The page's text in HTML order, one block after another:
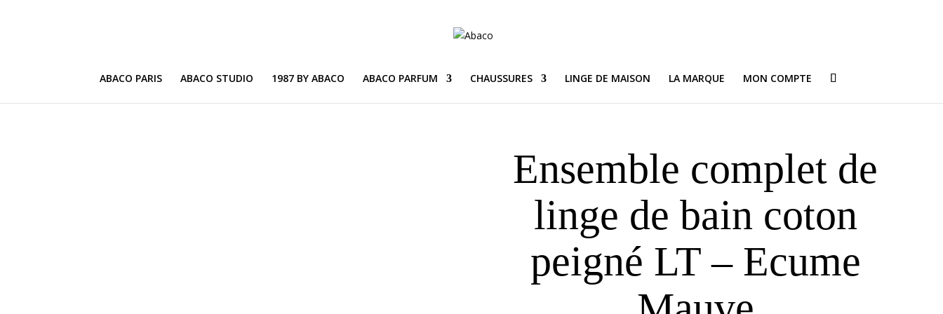
ABACO PARIS ABACO STUDIO 1987 BY ABACO ABACO PARFUM CHAUSSURES LINGE DE MAISON LA MARQUE MON COMPTE
Ensemble complet de
linge de bain coton
peigné LT – Ecume